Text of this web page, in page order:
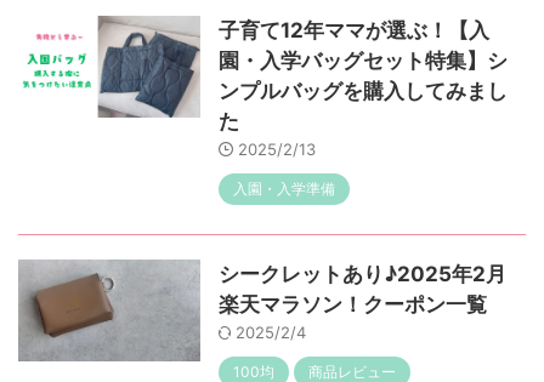
子育て12年ママが選ぶ！【入
園・入学バッグセット特集】シ
ンプルバッグを購入してみまし
た
2025/2/13
入園・入学準備
シークレットあり♪2025年2月
楽天マラソン！クーポン一覧
2025/2/4
100均 商品レビュー